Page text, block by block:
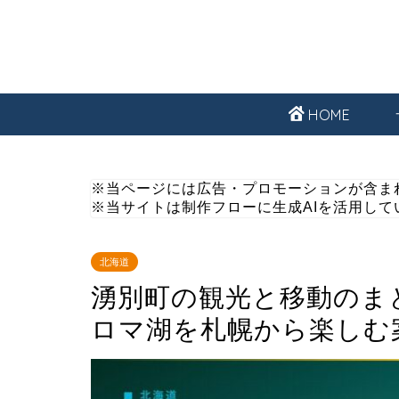
HOME
※当ページには広告・プロモーションが含ま
※当サイトは制作フローに生成AIを活用して
北海道
湧別町の観光と移動の
ロマ湖を札幌から楽しむ